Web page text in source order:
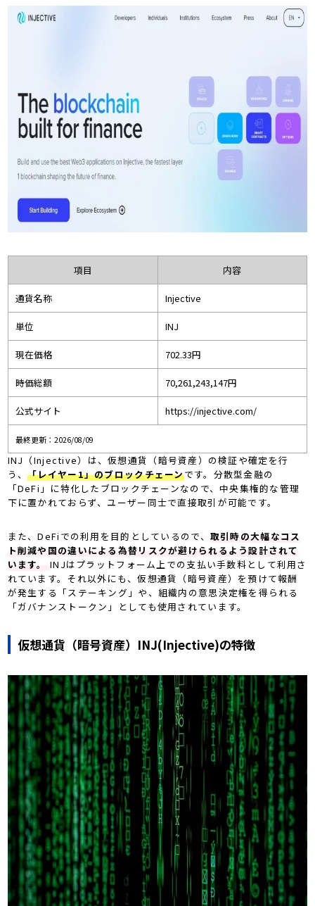
項目 内容
通貨名称 Injective
単位 INJ
現在価格 702.33円
時価総額 70,261,243,147円
公式サイト https://injective.com/
最終更新：2026/08/09
INJ（Injective）は、仮想通貨（暗号資産）の検証や確定を行
う、「レイヤー1」のブロックチェーンです。分散型金融の
「DeFi」に特化したブロックチェーンなので、中央集権的な管理
下に置かれておらず、ユーザー同士で直接取引が可能です。
また、DeFiでの利用を目的としているので、 取引時の大幅なコス
ト削減や国の違いによる為替リスクが避けられるよう設計されて
います。
INJはプラットフォーム上での支払い手数料として利用さ
れています。それ以外にも、仮想通貨（暗号資産）を預けて報酬
が発生する「ステーキング」や、組織内の意思決定権を得られる
「ガバナンストークン」としても使用されています。
仮想通貨（暗号資産）INJ(Injective)の特徴